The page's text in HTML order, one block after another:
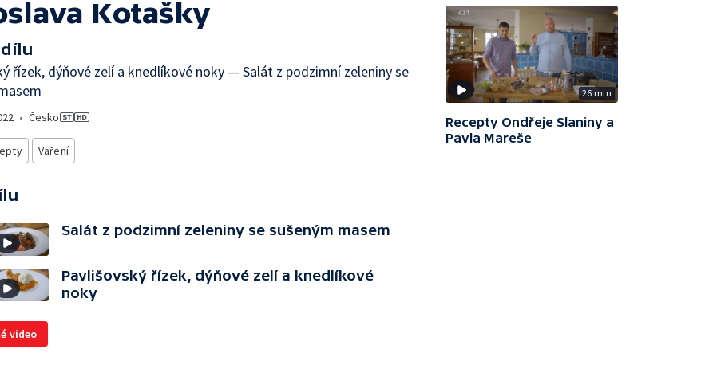
Kotašky
řízek, dýňové zelí a knedlíkové noky — Salát z podzimní zeleniny se
• Česko
Vaření
Salát z podzimní zeleniny se sušeným masem
Pavlišovský řízek, dýňové zelí a knedlíkové
noky
video
26 min
Recepty Ondřeje Slaniny a
Pavla Mareše